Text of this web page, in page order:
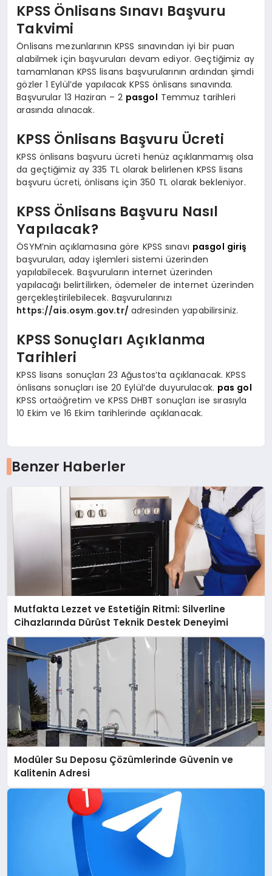
KPSS Önlisans Sınavı Başvuru
Takvimi
Önlisans mezunlarının KPSS sınavından iyi bir puan
alabilmek için başvuruları devam ediyor. Geçtiğimiz ay
tamamlanan KPSS lisans başvurularının ardından şimdi
gözler 1 Eylül’de yapılacak KPSS önlisans sınavında.
Başvurular 13 Haziran – 2 pasgol Temmuz tarihleri
arasında alınacak.
KPSS Önlisans Başvuru Ücreti
KPSS önlisans başvuru ücreti henüz açıklanmamış olsa
da geçtiğimiz ay 335 TL olarak belirlenen KPSS lisans
başvuru ücreti, önlisans için 350 TL olarak bekleniyor.
KPSS Önlisans Başvuru Nasıl
Yapılacak?
ÖSYM’nin açıklamasına göre KPSS sınavı pasgol giriş
başvuruları, aday işlemleri sistemi üzerinden
yapılabilecek. Başvuruların internet üzerinden
yapılacağı belirtilirken, ödemeler de internet üzerinden
gerçekleştirilebilecek. Başvurularınızı
https://ais.osym.gov.tr/ adresinden yapabilirsiniz.
KPSS Sonuçları Açıklanma
Tarihleri
KPSS lisans sonuçları 23 Ağustos’ta açıklanacak. KPSS
önlisans sonuçları ise 20 Eylül’de duyurulacak. pas gol
KPSS ortaöğretim ve KPSS DHBT sonuçları ise sırasıyla
10 Ekim ve 16 Ekim tarihlerinde açıklanacak.
Benzer Haberler
Mutfakta Lezzet ve Estetiğin Ritmi: Silverline
Cihazlarında Dürüst Teknik Destek Deneyimi
Modüler Su Deposu Çözümlerinde Güvenin ve
Kalitenin Adresi